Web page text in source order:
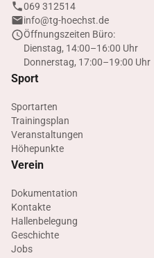
069 312514
info@tg-hoechst.de
Öffnungszeiten Büro:
Dienstag, 14:00–16:00 Uhr
Donnerstag, 17:00–19:00 Uhr
Sport
Sportarten
Trainingsplan
Veranstaltungen
Höhepunkte
Verein
Dokumentation
Kontakte
Hallenbelegung
Geschichte
Jobs